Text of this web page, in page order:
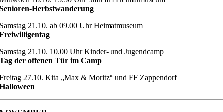
Senioren-Herbstwanderung
Samstag 21.10. ab 09.00 Uhr Heimatmuseum
Freiwilligentag
Samstag 21.10. 10.00 Uhr Kinder- und Jugendcamp
Tag der offenen Tür im Camp
Freitag 27.10. Kita „Max & Moritz“ und FF Zappendorf
Halloween